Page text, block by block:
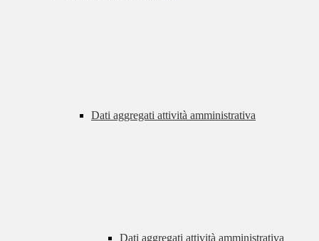
Dati aggregati attività amministrativa
Dati aggregati attività amministrativa